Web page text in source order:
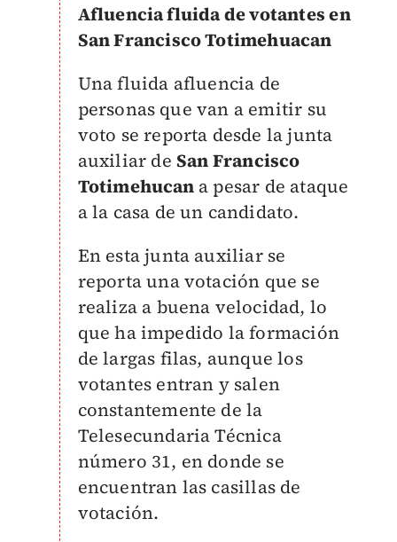
Afluencia fluida de votantes en
San Francisco Totimehuacan
Una fluida afluencia de
personas que van a emitir su
voto se reporta desde la junta
auxiliar de San Francisco
Totimehucan a pesar de ataque
a la casa de un candidato.
En esta junta auxiliar se
reporta una votación que se
realiza a buena velocidad, lo
que ha impedido la formación
de largas filas, aunque los
votantes entran y salen
constantemente de la
Telesecundaria Técnica
número 31, en donde se
encuentran las casillas de
votación.